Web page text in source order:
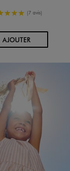
5/5 de moyenne
(7 avis)
AJOUTERAU PANIER